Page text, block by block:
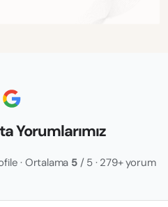
Yorumlarımız
· Ortalama 5/ 5 · 279+ yorum